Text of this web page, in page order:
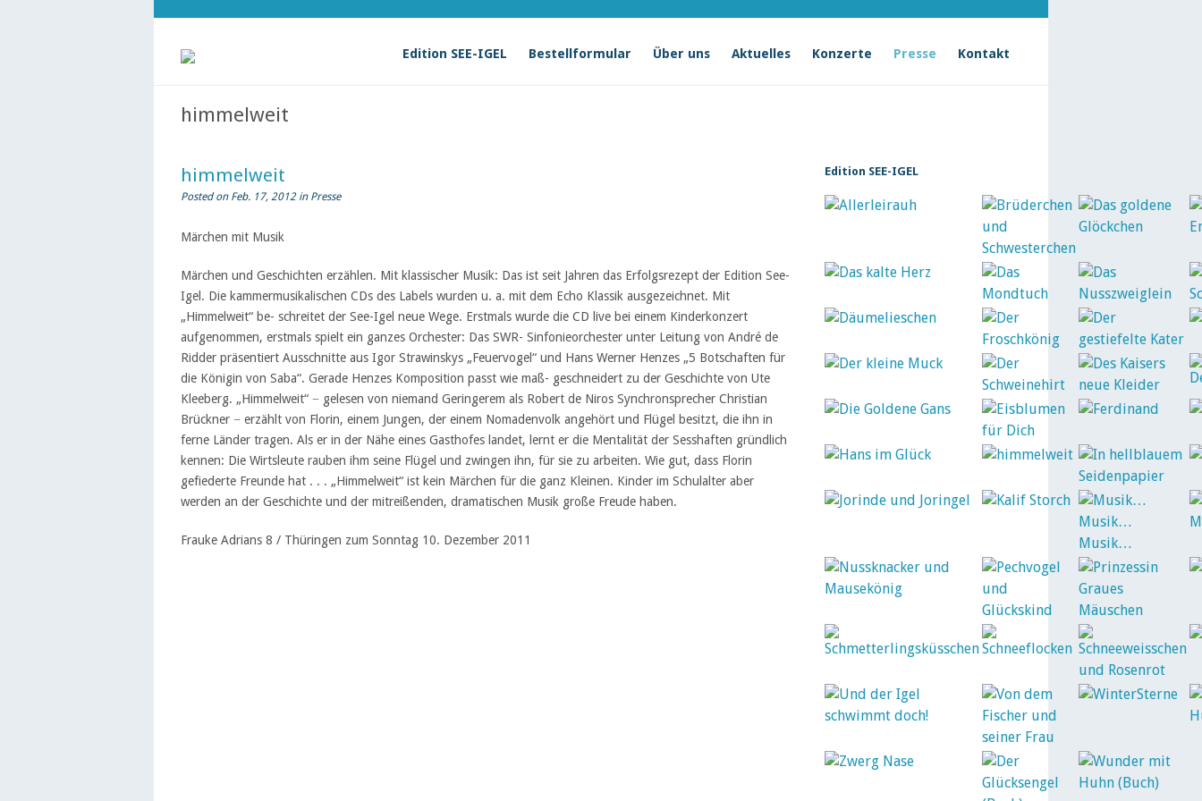
Edition SEE-IGEL Bestellformular Über uns Aktuelles Konzerte Presse Kontakt
himmelweit
himmelweit
Posted on Feb. 17, 2012 in Presse
Märchen mit Musik
Märchen und Geschichten erzählen. Mit klassischer Musik: Das ist seit Jahren das Erfolgsrezept der Edition See-
Igel. Die kammermusikalischen CDs des Labels wurden u. a. mit dem Echo Klassik ausgezeichnet. Mit
„Himmelweit“ be- schreitet der See-Igel neue Wege. Erstmals wurde die CD live bei einem Kinderkonzert
aufgenommen, erstmals spielt ein ganzes Orchester: Das SWR- Sinfonieorchester unter Leitung von André de
Ridder präsentiert Ausschnitte aus Igor Strawinskys „Feuervogel“ und Hans Werner Henzes „5 Botschaften für
die Königin von Saba“. Gerade Henzes Komposition passt wie maß- geschneidert zu der Geschichte von Ute
Kleeberg. „Himmelweit“ − gelesen von niemand Geringerem als Robert de Niros Synchronsprecher Christian
Brückner − erzählt von Florin, einem Jungen, der einem Nomadenvolk angehört und Flügel besitzt, die ihn in
ferne Länder tragen. Als er in der Nähe eines Gasthofes landet, lernt er die Mentalität der Sesshaften gründlich
kennen: Die Wirtsleute rauben ihm seine Flügel und zwingen ihn, für sie zu arbeiten. Wie gut, dass Florin
gefiederte Freunde hat . . . „Himmelweit“ ist kein Märchen für die ganz Kleinen. Kinder im Schulalter aber
werden an der Geschichte und der mitreißenden, dramatischen Musik große Freude haben.
Frauke Adrians 8 / Thüringen zum Sonntag 10. Dezember 2011
Edition SEE-IGEL